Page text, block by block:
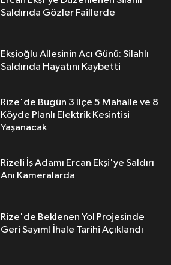
Saldırıda Gözler Faillerde
Ekşioğlu Aİlesinin Acı Günü: Silahlı
Saldırıda Hayatını Kaybetti
Rize'de Bugün 3 İlçe 5 Mahalle ve 8
Köyde Planlı Elektrik Kesintisi
Yaşanacak
Rizeli İş Adamı Ercan Ekşi'ye Saldırı
Anı Kameralarda
Rize'de Beklenen Yol Projesinde
Geri Sayım! İhale Tarihi Açıklandı